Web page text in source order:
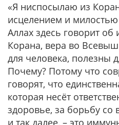
«Я ниспосылаю из
исцелением и
Аллах здесь говорит об
Корана, вера во
для человека, полезны
Почему? Потому что
говорят, что
которая несёт
здоровье, за борьбу со
и так далее, – это